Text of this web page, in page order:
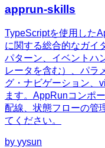
apprun-skills
TypeScriptを使用した
に関する総合的なガイ
パターン、イベントハ
レータを含む）、パラ
グ・ナビゲーション、
ます。AppRunコンポ
配線、状態フローの管
てください。
by yysun